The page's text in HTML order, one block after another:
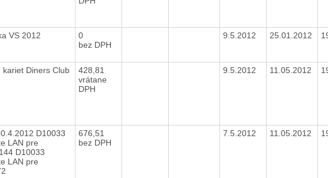
VS 2012
0
bez DPH
9.5.2012 25.01.2012
Diners Club
428,81
vrátane
DPH
9.5.2012 11.05.2012
D10033
LAN pre
D10033
LAN pre
676,51
bez DPH
7.5.2012 11.05.2012